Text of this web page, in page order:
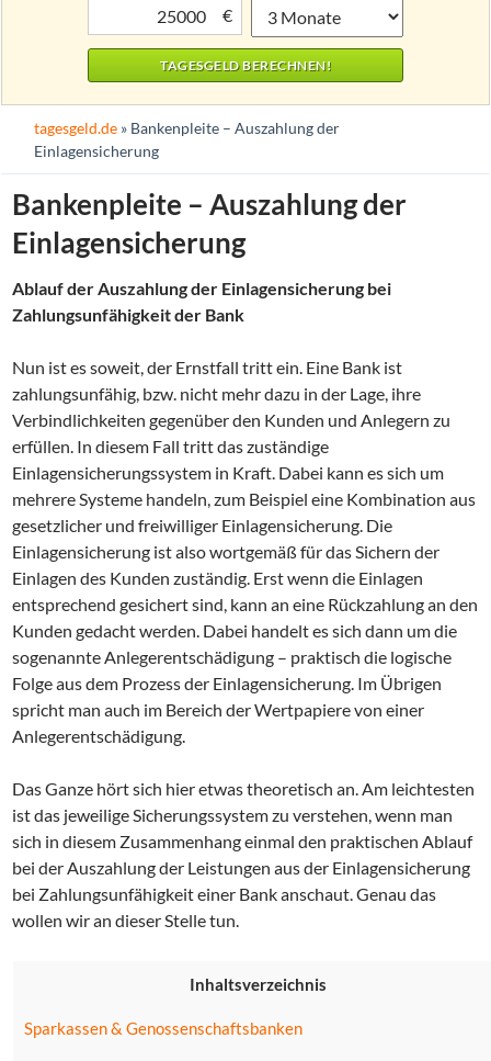
€
tagesgeld.de » Bankenpleite – Auszahlung der
Einlagensicherung
Bankenpleite – Auszahlung der
Einlagensicherung
Ablauf der Auszahlung der Einlagensicherung bei
Zahlungsunfähigkeit der Bank
Nun ist es soweit, der Ernstfall tritt ein. Eine Bank ist
zahlungsunfähig, bzw. nicht mehr dazu in der Lage, ihre
Verbindlichkeiten gegenüber den Kunden und Anlegern zu
erfüllen. In diesem Fall tritt das zuständige
Einlagensicherungssystem in Kraft. Dabei kann es sich um
mehrere Systeme handeln, zum Beispiel eine Kombination aus
gesetzlicher und freiwilliger Einlagensicherung. Die
Einlagensicherung ist also wortgemäß für das Sichern der
Einlagen des Kunden zuständig. Erst wenn die Einlagen
entsprechend gesichert sind, kann an eine Rückzahlung an den
Kunden gedacht werden. Dabei handelt es sich dann um die
sogenannte Anlegerentschädigung – praktisch die logische
Folge aus dem Prozess der Einlagensicherung. Im Übrigen
spricht man auch im Bereich der Wertpapiere von einer
Anlegerentschädigung.
Das Ganze hört sich hier etwas theoretisch an. Am leichtesten
ist das jeweilige Sicherungssystem zu verstehen, wenn man
sich in diesem Zusammenhang einmal den praktischen Ablauf
bei der Auszahlung der Leistungen aus der Einlagensicherung
bei Zahlungsunfähigkeit einer Bank anschaut. Genau das
wollen wir an dieser Stelle tun.
Inhaltsverzeichnis
Sparkassen & Genossenschaftsbanken